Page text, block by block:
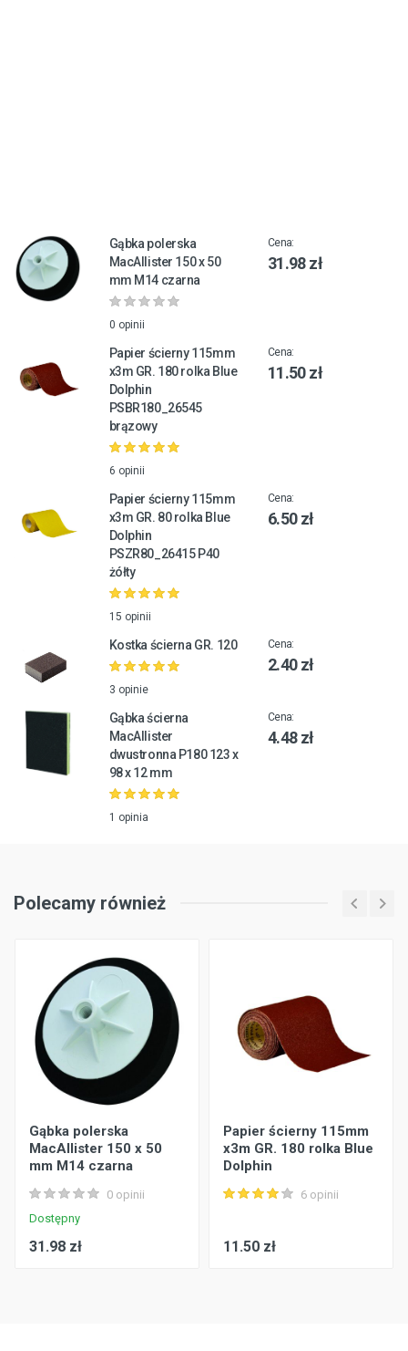
Gąbka polerska
MacAllister 150 x 50
mm M14 czarna
0 opinii
Cena:
31.98 zł
Papier ścierny 115mm
x3m GR. 180 rolka Blue
Dolphin
PSBR180_26545
brązowy
6 opinii
Cena:
11.50 zł
Papier ścierny 115mm
x3m GR. 80 rolka Blue
Dolphin
PSZR80_26415 P40
żółty
15 opinii
Cena:
6.50 zł
Kostka ścierna GR. 120
3 opinie
Cena:
2.40 zł
Gąbka ścierna
MacAllister
dwustronna P180 123 x
98 x 12 mm
1 opinia
Cena:
4.48 zł
Polecamy również
Gąbka polerska
MacAllister 150 x 50
mm M14 czarna
0 opinii
Dostępny
31.98 zł
Papier ścierny 115mm
x3m GR. 180 rolka Blue
Dolphin
brązowy
6 opinii
11.50 zł